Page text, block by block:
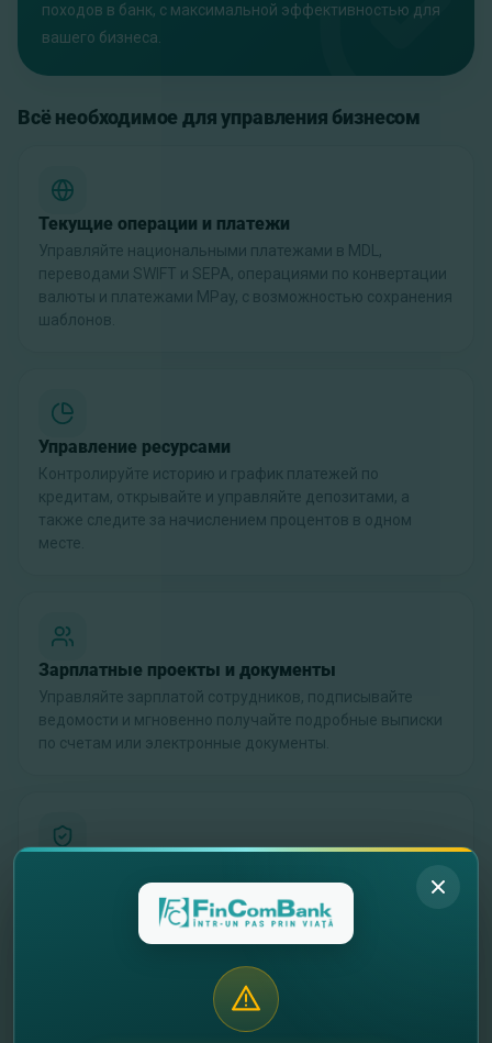
походов в банк, с максимальной эффективностью для
вашего бизнеса.
Всё необходимое для управления бизнесом
Текущие операции и платежи
Управляйте национальными платежами в MDL,
переводами SWIFT и SEPA, операциями по конвертации
валюты и платежами MPay, с возможностью сохранения
шаблонов.
Управление ресурсами
Контролируйте историю и график платежей по
кредитам, открывайте и управляйте депозитами, а
также следите за начислением процентов в одном
месте.
Зарплатные проекты и документы
Управляйте зарплатой сотрудников, подписывайте
ведомости и мгновенно получайте подробные выписки
по счетам или электронные документы.
Наслаждайтесь безопасным обменом сообщениями с
банком, управляйте ключами безопасности, правами
пользователей и используйте ЭЦП или биометрию.
Выберите платформу для работы